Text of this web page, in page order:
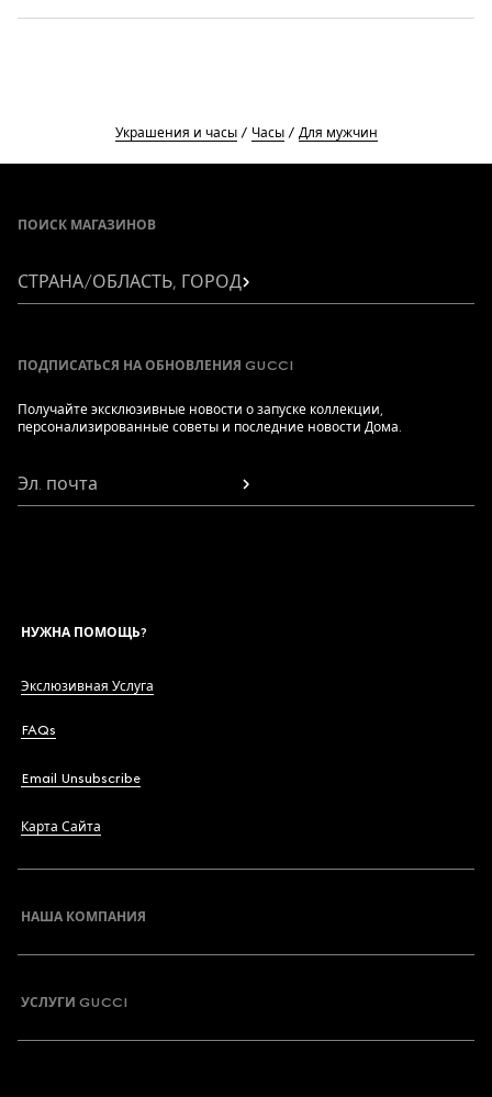
Украшения и часы Часы Для мужчин
ПОИСК МАГАЗИНОВ
СТРАНА/ОБЛАСТЬ, ГОРОД
ПОДПИСАТЬСЯ НА ОБНОВЛЕНИЯ GUCCI
Получайте эксклюзивные новости о запуске коллекции,
персонализированные советы и последние новости Дома.
Эл. почта
НУЖНА ПОМОЩЬ?
Экслюзивная Услуга
FAQs
Email Unsubscribe
Карта Сайта
НАША КОМПАНИЯ
УСЛУГИ GUCCI